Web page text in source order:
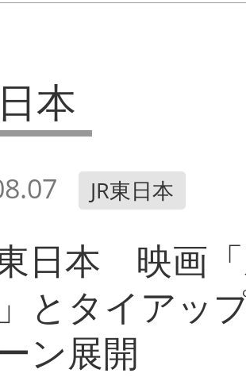
本
JR東日本
日本 映画
とタイアッ
ン展開